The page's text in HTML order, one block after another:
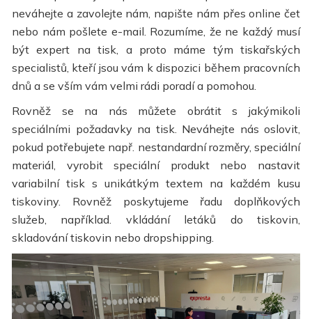
neváhejte a zavolejte nám, napište nám přes online čet
nebo nám pošlete e-mail. Rozumíme, že ne každý musí
být expert na tisk, a proto máme tým tiskařských
specialistů, kteří jsou vám k dispozici během pracovních
dnů a se vším vám velmi rádi poradí a pomohou.
Rovněž se na nás můžete obrátit s jakýmikoli
speciálními požadavky na tisk. Neváhejte nás oslovit,
pokud potřebujete např. nestandardní rozměry, speciální
materiál, vyrobit speciální produkt nebo nastavit
variabilní tisk s unikátkým textem na každém kusu
tiskoviny. Rovněž poskytujeme řadu doplňkových
služeb, například. vkládání letáků do tiskovin,
skladování tiskovin nebo dropshipping.